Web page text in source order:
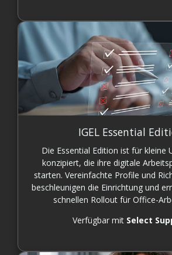
IGEL Essential
Die Essential Edition ist für kleine
konzipiert, die ihre digitale
starten. Vereinfachte Profile und
beschleunigen die Einrichtung und
schnellen Rollout für Office-
Verfügbar mit Select